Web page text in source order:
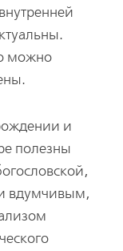
можно
и
полезны
вдумчивым,